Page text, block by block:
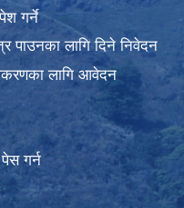
गर्ने
पाउनका लागि दिने निवेदन
लागि आवेदन
गर्न